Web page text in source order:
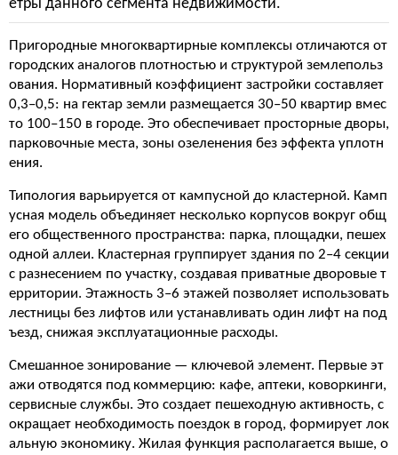
етры данного сегмента недвижимости.
Пригородные многоквартирные комплексы отличаются от
городских аналогов плотностью и структурой землепольз
ования. Нормативный коэффициент застройки составляет
0,3–0,5: на гектар земли размещается 30–50 квартир вмес
то 100–150 в городе. Это обеспечивает просторные дворы,
парковочные места, зоны озеленения без эффекта уплотн
ения.
Типология варьируется от кампусной до кластерной. Камп
усная модель объединяет несколько корпусов вокруг общ
его общественного пространства: парка, площадки, пешех
одной аллеи. Кластерная группирует здания по 2–4 секции
с разнесением по участку, создавая приватные дворовые т
ерритории. Этажность 3–6 этажей позволяет использовать
лестницы без лифтов или устанавливать один лифт на под
ъезд, снижая эксплуатационные расходы.
Смешанное зонирование — ключевой элемент. Первые эт
ажи отводятся под коммерцию: кафе, аптеки, коворкинги,
сервисные службы. Это создает пешеходную активность, с
окращает необходимость поездок в город, формирует лок
альную экономику. Жилая функция располагается выше, о